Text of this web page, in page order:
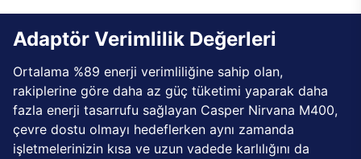
Adaptör Verimlilik Değerleri
Ortalama %89 enerji verimliliğine sahip olan,
rakiplerine göre daha az güç tüketimi yaparak daha
fazla enerji tasarrufu sağlayan Casper Nirvana M400,
çevre dostu olmayı hedeflerken aynı zamanda
işletmelerinizin kısa ve uzun vadede karlılığını da